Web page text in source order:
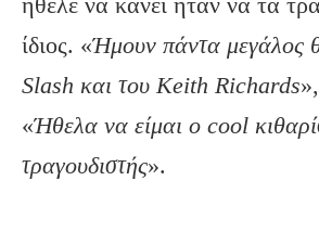
ίδιος. «Ήμουν πάντα μεγάλος
Slash και του Keith Richards
«Ήθελα να είμαι ο cool
τραγουδιστής».